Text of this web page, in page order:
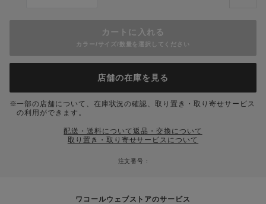
カートに入れる
カラー/サイズ/数量を選択してください
店舗の在庫を見る
一部の店舗について、在庫状況の確認、取り置き・取り寄せサービス
の利用ができます。
配送・送料について返品・交換について
取り置き・取り寄せサービスについて
注文番号 :
ワコールウェブストアのサービス